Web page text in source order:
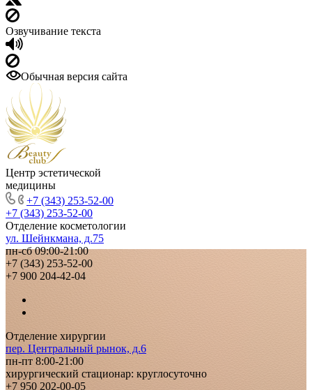
Озвучивание текста
Обычная версия сайта
Центр эстетической
медицины
+7 (343) 253-52-00
+7 (343) 253-52-00
Отделение косметологии
ул. Шейнкмана, д.75
пн-сб 09:00-21:00
+7 (343) 253-52-00
+7 900 204-42-04
Отделение хирургии
пер. Центральный рынок, д.6
пн-пт 8:00-21:00
хирургический стационар: круглосуточно
+7 950 202-00-05